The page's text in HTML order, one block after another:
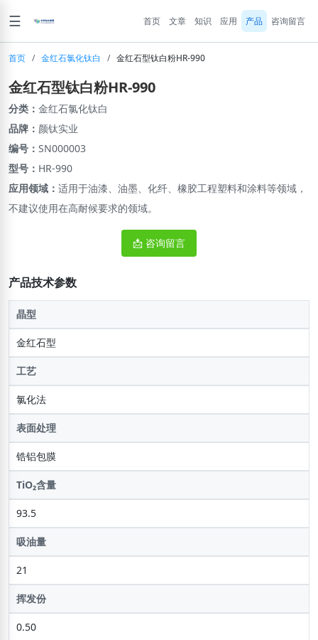
☰ 首页 文章 知识 应用 产品 咨询留言
首页 / 金红石氯化钛白 / 金红石型钛白粉HR-990
金红石型钛白粉HR-990
分类： 金红石氯化钛白
品牌： 颜钛实业
编号： SN000003
型号： HR-990
应用领域： 适用于油漆、油墨、化纤、橡胶工程塑料和涂料等领域，
不建议使用在高耐候要求的领域。
📩 咨询留言
产品技术参数
晶型
金红石型
工艺
氯化法
表面处理
锆铝包膜
TiO₂含量
93.5
吸油量
21
挥发份
0.50